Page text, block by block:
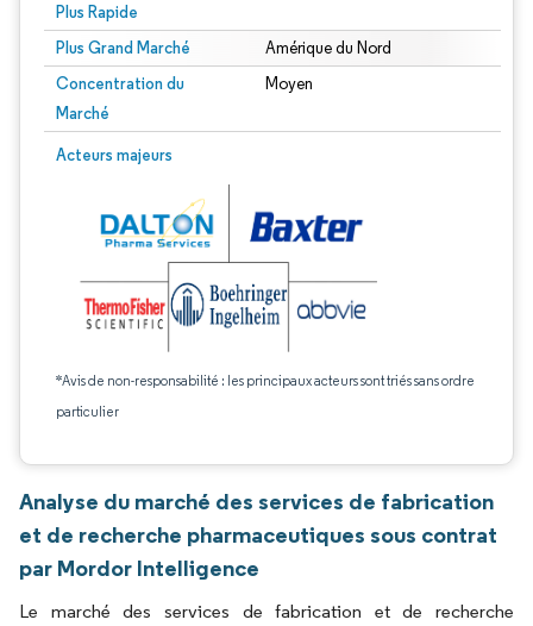
Plus Rapide
Plus Grand Marché Amérique du Nord
Concentration du
Marché
Moyen
Acteurs majeurs
*Avis de non-responsabilité : les principaux acteurs sont triés sans ordre
particulier
Analyse du marché des services de fabrication
et de recherche pharmaceutiques sous contrat
par Mordor Intelligence
Le marché des services de fabrication et de recherche